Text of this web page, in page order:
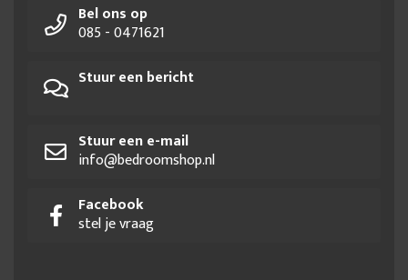
Bel ons op
085 - 0471621
Stuur een bericht
Stuur een e-mail
info@bedroomshop.nl
Facebook
stel je vraag